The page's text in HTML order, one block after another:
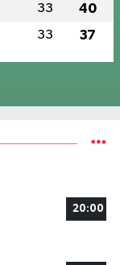
33 40
33 37
20:00